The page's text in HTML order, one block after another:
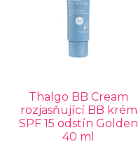
Thalgo BB Cream
rozjasňující BB krém
SPF 15 odstín Golden
40 ml